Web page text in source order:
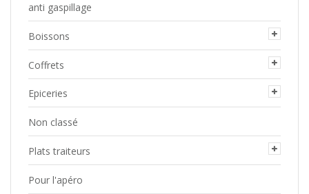
anti gaspillage
Boissons
Coffrets
Epiceries
Non classé
Plats traiteurs
Pour l'apéro